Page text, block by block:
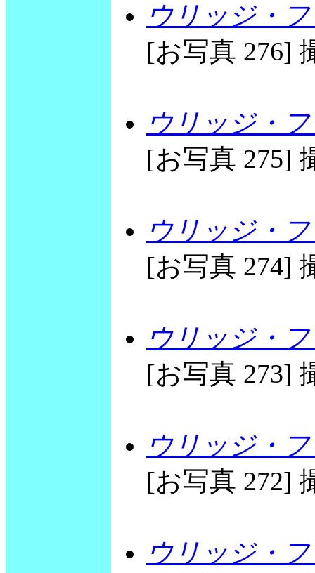
ウリッジ・
[お写真 276]
ウリッジ・
[お写真 275]
ウリッジ・
[お写真 274]
ウリッジ・
[お写真 273]
ウリッジ・
[お写真 272]
ウリッジ・